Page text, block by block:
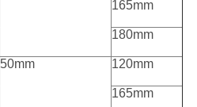
165mm
180mm
50mm 120mm
165mm